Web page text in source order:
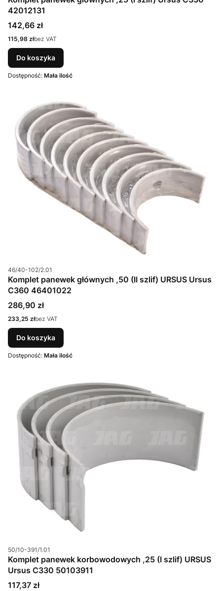
42012131
Cena
142,66 zł
Cena
115,98 złbez VAT
Do koszyka
Dostępność: Mała ilość
Kod produktu
46/40-102/2.01
Komplet panewek głównych ,50 (II szlif) URSUS Ursus
C360 46401022
Cena
286,90 zł
Cena
233,25 złbez VAT
Do koszyka
Dostępność: Mała ilość
Kod produktu
50/10-391/1.01
Komplet panewek korbowodowych ,25 (I szlif) URSUS
Ursus C330 50103911
Cena
117,37 zł